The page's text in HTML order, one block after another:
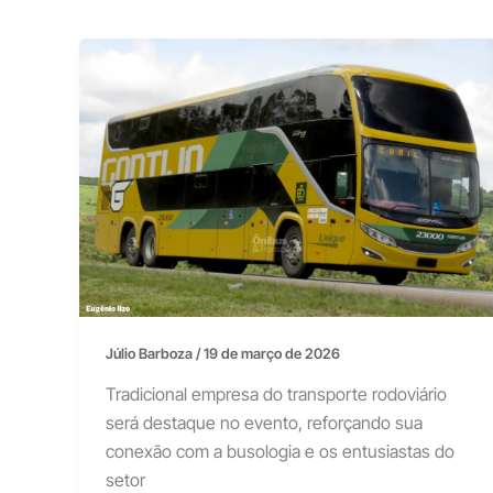
Júlio Barboza/19 de março de 2026
Tradicional empresa do transporte rodoviário
será destaque no evento, reforçando sua
conexão com a busologia e os entusiastas do
setor